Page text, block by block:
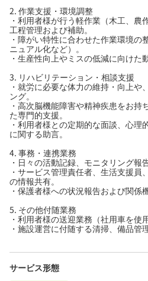
2. 作業支援・環境調整
・利用者様が行う軽作業（木工、
工程管理および補助。
・障がい特性に合わせた作業環境の
ニュアル化など）。
・生産性向上やミスの低減に向けた
3. リハビリテーション・相談支援
・就労に必要な体力の維持・向上や
ング。
・高次脳機能障害や精神疾患をお持
た専門的支援。
・利用者様との定期的な面談、心
に関する助言。
4. 事務・連携業務
・日々の活動記録、モニタリング報
・サービス管理責任者、生活支援員
の情報共有。
・保護者様への状況報告および関係
5. その他付随業務
・利用者様の送迎業務（社用車を使
・施設運営に付随する清掃、備品管
サービス形態